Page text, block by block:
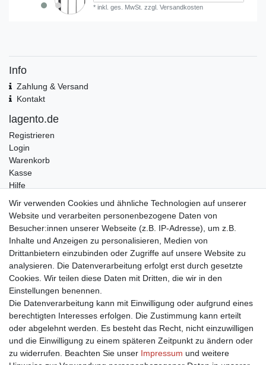
*inkl. ges. MwSt. zzgl.Versandkosten
Info
Zahlung & Versand
Kontakt
lagento.de
Registrieren
Login
Warenkorb
Kasse
Hilfe
Versand
DPD
GLS
DHL
Wir verwenden Cookies und ähnliche Technologien auf unserer
Website und verarbeiten personenbezogene Daten von
Besucher:innen unserer Webseite (z.B. IP-Adresse), um z.B.
Inhalte und Anzeigen zu personalisieren, Medien von
Drittanbietern einzubinden oder Zugriffe auf unsere Website zu
analysieren. Die Datenverarbeitung erfolgt erst durch gesetzte
Cookies. Wir teilen diese Daten mit Dritten, die wir in den
Einstellungen benennen.
Die Datenverarbeitung kann mit Einwilligung oder aufgrund eines
berechtigten Interesses erfolgen. Die Zustimmung kann erteilt
oder abgelehnt werden. Es besteht das Recht, nicht einzuwilligen
und die Einwilligung zu einem späteren Zeitpunkt zu ändern oder
zu widerrufen. Beachten Sie unser Impressum und weitere